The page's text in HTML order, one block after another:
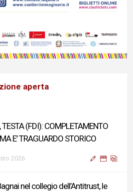
aperta
TESTA (FDI): COMPLETAMENTO
E’ TRAGUARDO STORICO
2026
nel collegio dell’Antitrust, le